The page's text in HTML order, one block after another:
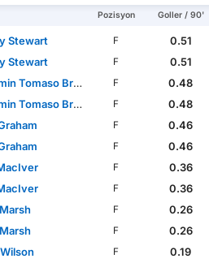
Pozisyon Goller / 90'
Stewart F
0.51
Stewart
F
0.51
Tomaso Broggio
F
0.48
Tomaso Broggio
F
0.48
F
0.46
F
0.46
F
0.36
F
0.36
F
0.26
F
0.26
F
0.19